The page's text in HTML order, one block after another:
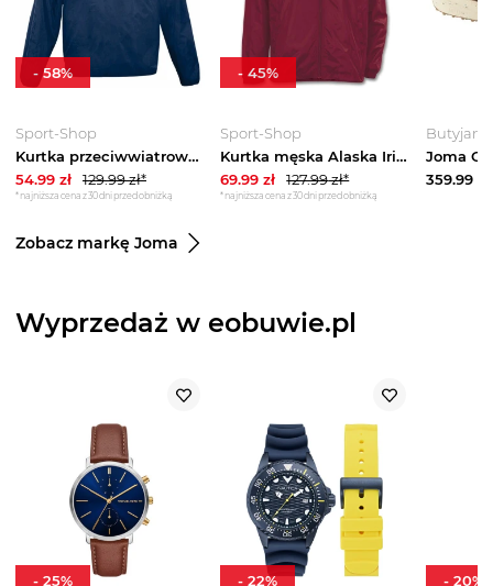
Sport-Shop
Kurtka przeciwwiatrowa męska Combi Joma Granatowy
54.99 zł 129.99zł*
*najniższa cena z 30 dni przed obniżką
-58%
Sport-Shop
Kurtka męska Alaska Iris Joma Czerwony
69.99 zł 127.99zł*
*najniższa cena z 30 dni przed obniżką
-45%
Butyjana
359.99zł
Zobacz markę Joma
Wyprzedaż w eobuwie.pl
- 25% -22% - 20%